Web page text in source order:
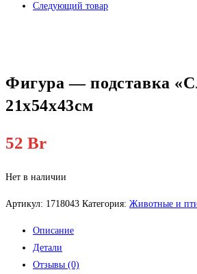
Следующий товар
Фигура — подставка
21х54х43см
52 Br
Нет в наличии
Артикул: 1718043 Категория: Животные и
Описание
Детали
Отзывы (0)